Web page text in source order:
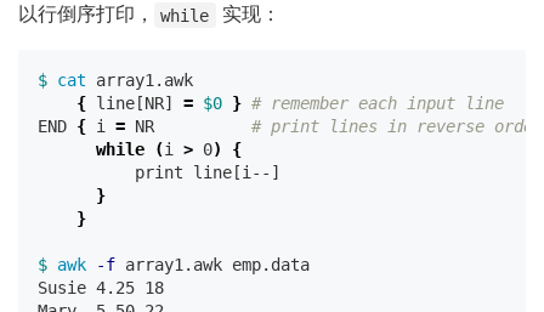
以行倒序打印， while 实现：
$ cat array1.awk
{ line[NR] = $0 } # remember each input line
END { i = NR # print lines in reverse order
while
(i > 0)
{
          print line[i--]
}
}
$ awk -f array1.awk emp.data
Susie 4.25 18